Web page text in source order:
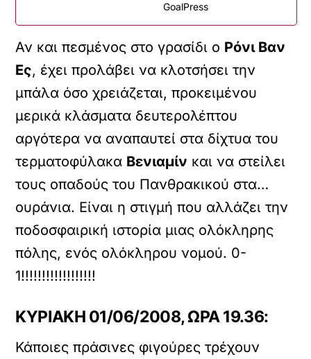
GoalPress
Αν και πεσμένος στο γρασίδι ο Ρόνι Βαν
Ες, έχει προλάβει να κλοτσήσει την
μπάλα όσο χρειάζεται, προκειμένου
μερικά κλάσματα δευτερολέπτου
αργότερα να αναπαυτεί στα δίχτυα του
τερματοφύλακα Βενιαμίν και να στείλει
τους οπαδούς του Πανθρακικού στα…
ουράνια. Είναι η στιγμή που αλλάζει την
ποδοσφαιρική ιστορία μιας ολόκληρης
πόλης, ενός ολόκληρου νομού. 0-
1!!!!!!!!!!!!!!!!!!
ΚΥΡΙΑΚΗ 01/06/2008, ΩΡΑ 19.36:
Κάποιες πράσινες φιγούρες τρέχουν